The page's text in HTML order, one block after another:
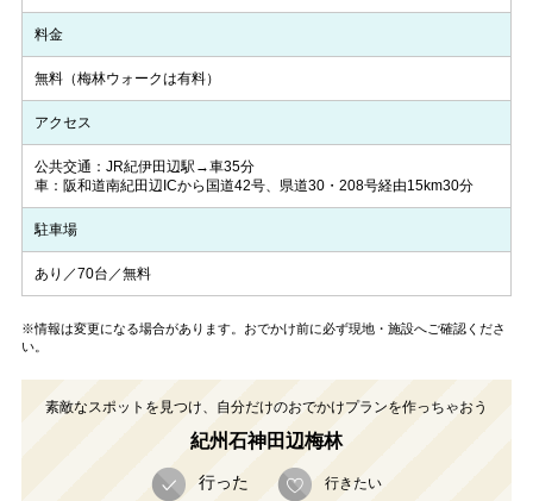
料金
無料（梅林ウォークは有料）
アクセス
公共交通：JR紀伊田辺駅→車35分
車：阪和道南紀田辺ICから国道42号、県道30・208号経由15km30分
駐車場
あり／70台／無料
※情報は変更になる場合があります。おでかけ前に必ず現地・施設へご確認くださ
い。
素敵なスポットを見つけ、自分だけのおでかけプランを作っちゃおう
紀州石神田辺梅林
行った 行きたい